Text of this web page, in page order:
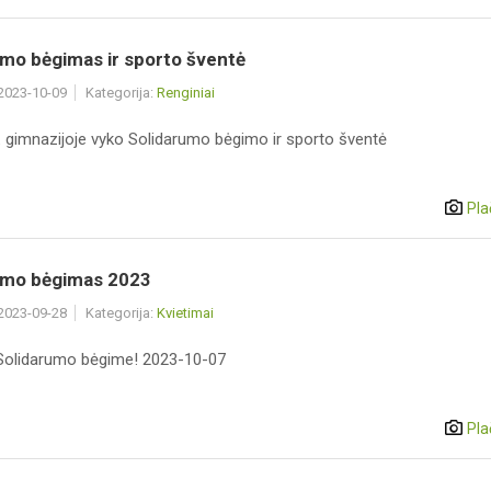
bėgimas ir sporto šventė
10-09 Kategorija: Renginiai
gimnazijoje vyko Solidarumo bėgimo ir sporto šventė
bėgimas 2023
09-28 Kategorija: Kvietimai
bėgime! 2023-10-07